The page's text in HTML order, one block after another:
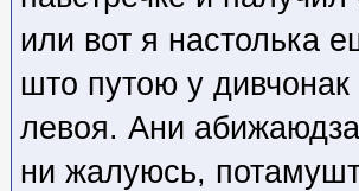
или вот я настолька
што путою у дивчонак
левоя. Ани
ни жалуюсь,